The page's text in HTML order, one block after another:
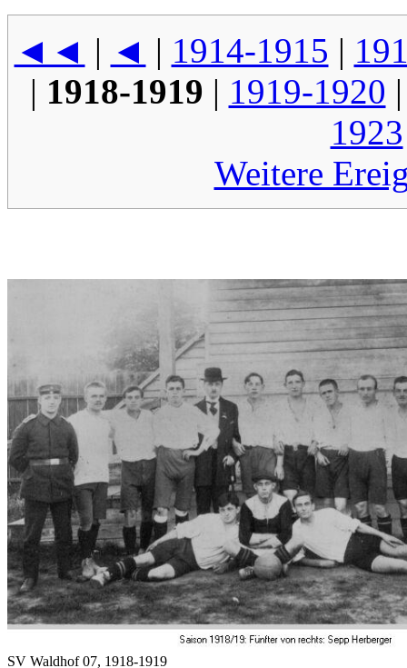
◄◄ | ◄ | 1914-1915 |
| 1918-1919 | 1919-1920
1923
Weitere
SV Waldhof 07, 1918-1919